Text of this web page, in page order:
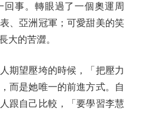
事。轉眼過了一個奧運周
、亞洲冠軍；可愛甜美的笑
大的苦澀。
望壓垮的時候，「把壓力
而是她唯一的前進方式。自
跟自己比較，「要學習李慧